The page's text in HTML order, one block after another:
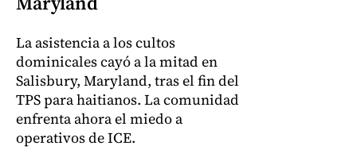
La asistencia a los cultos
dominicales cayó a la mitad en
Salisbury, Maryland, tras el fin del
TPS para haitianos. La comunidad
enfrenta ahora el miedo a
operativos de ICE.